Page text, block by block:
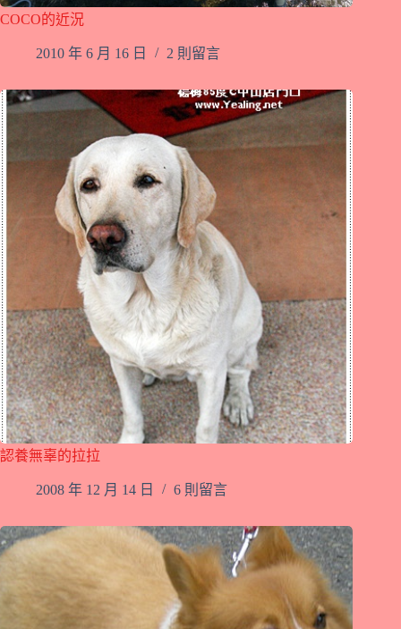
COCO的近況
2010 年 6 月 16 日 2 則留言
認養無辜的拉拉
2008 年 12 月 14 日 6 則留言